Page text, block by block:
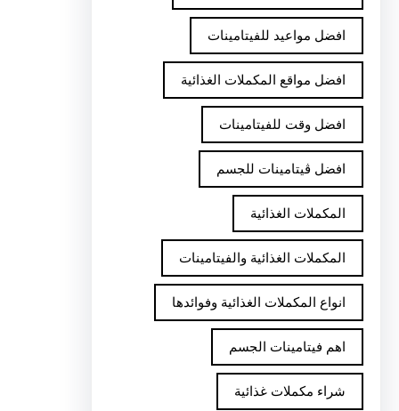
افضل مواعيد للفيتامينات
افضل مواقع المكملات الغذائية
افضل وقت للفيتامينات
افضل ڤيتامينات للجسم
المكملات الغذائية
المكملات الغذائية والفيتامينات
انواع المكملات الغذائية وفوائدها
اهم فيتامينات الجسم
شراء مكملات غذائية